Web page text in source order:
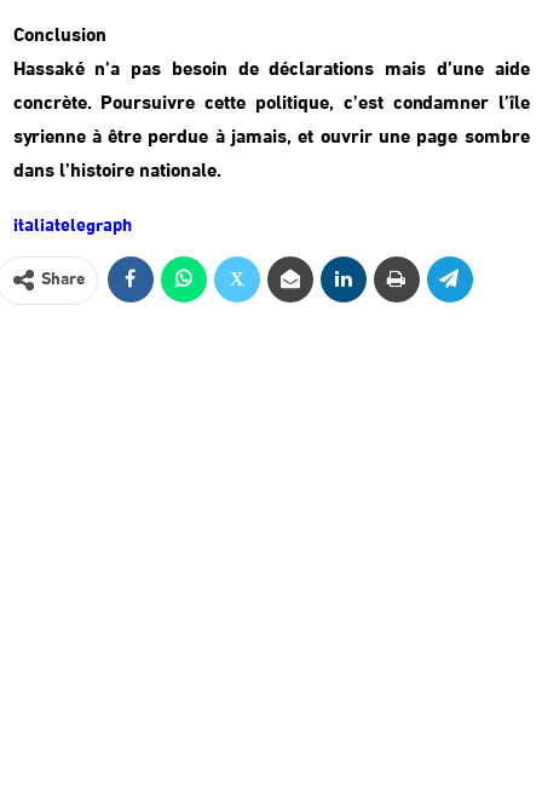
Conclusion
Hassaké n’a pas besoin de déclarations mais d’une aide
concrète. Poursuivre cette politique, c’est condamner l’île
syrienne à être perdue à jamais, et ouvrir une page sombre
dans l’histoire nationale.
italiatelegraph
Share